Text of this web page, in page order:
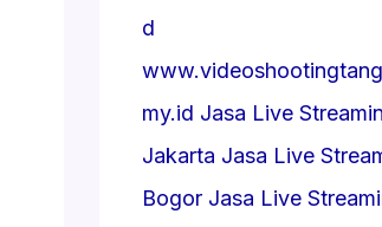
d
my.id Jasa Live
Jakarta Jasa Live
Bogor Jasa Live